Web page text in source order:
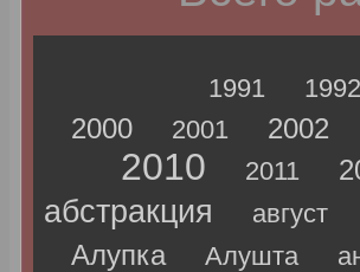
1991 1992
2000 2001 2002
2010 2011
абстракция август
Алупка Алушта